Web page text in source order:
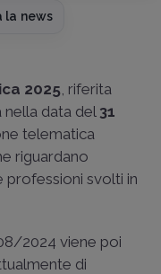
la news
2025 , riferita
nella data del 31
telematica
riguardano
professioni svolti in
2024 viene poi
di